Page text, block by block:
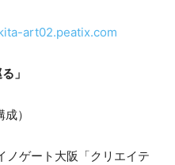
art02.peatix.com
」
）
ノゲート大阪「クリエイテ